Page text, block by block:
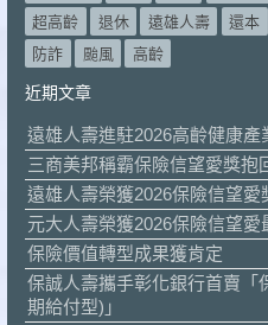
超高齡
退休 遠雄人壽 還本
防詐
颱風 高齡
近期文章
遠雄人壽進駐2026高齡健康產
三商美邦稱霸保險信望愛獎抱
遠雄人壽榮獲2026保險信望愛
元大人壽榮獲2026保險信望愛
保險價值轉型成果獲肯定
保誠人壽攜手彰化銀行首賣「
期給付型)」